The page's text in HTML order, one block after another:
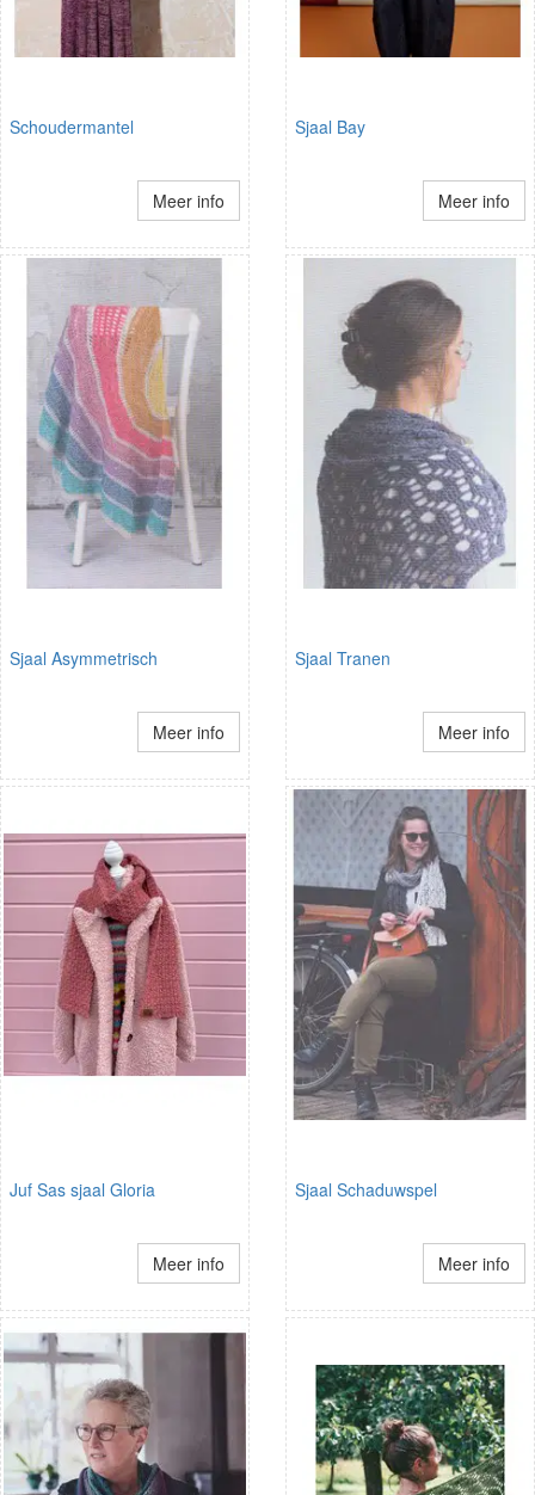
Schoudermantel
Meer info
Sjaal Bay
Meer info
Sjaal Asymmetrisch
Meer info
Sjaal Tranen
Meer info
Juf Sas sjaal Gloria
Meer info
Sjaal Schaduwspel
Meer info